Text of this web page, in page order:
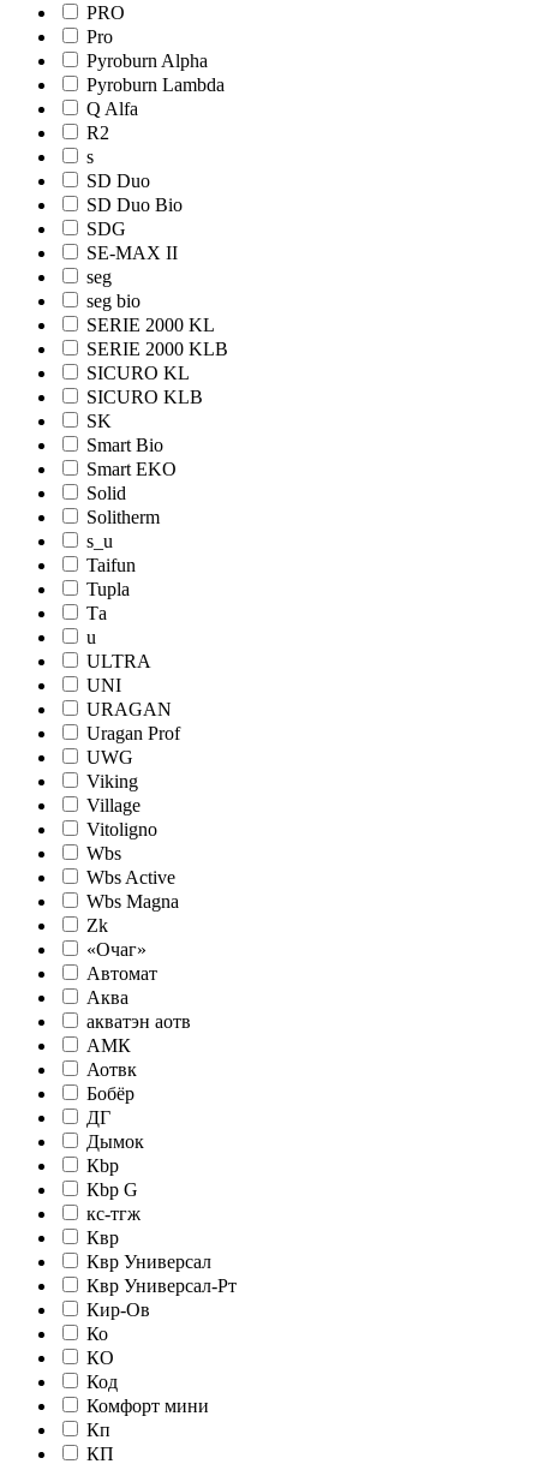
PRO
Pro
Pyroburn Alpha
Pyroburn Lambda
Q Alfa
R2
s
SD Duo
SD Duo Bio
SDG
SE-MAX II
seg
seg bio
SERIE 2000 KL
SERIE 2000 KLB
SICURO KL
SICURO KLB
SK
Smart Bio
Smart EKO
Solid
Solitherm
s_u
Taifun
Tupla
Tа
u
ULTRA
UNI
URAGAN
Uragan Prof
UWG
Viking
Village
Vitoligno
Wbs
Wbs Active
Wbs Magna
Zk
«Очаг»
Автомат
Аква
акватэн аотв
АМК
Аотвк
Бобёр
ДГ
Дымок
Кbр
Кbр G
кc-тгж
Квр
Квр Универсал
Квр Универсал-Рт
Кир-Ов
Ко
КО
Код
Комфорт мини
Кп
КП